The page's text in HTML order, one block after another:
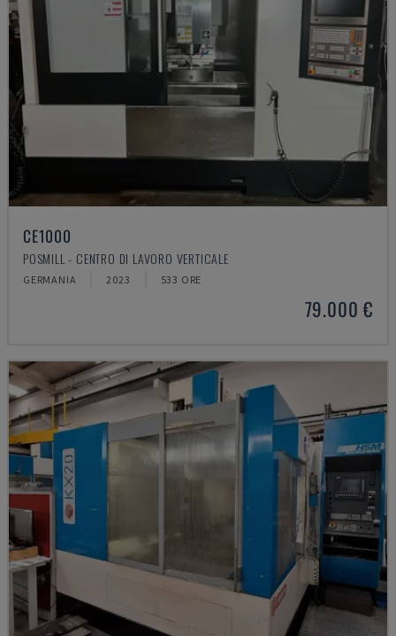
CE1000
POSMILL - CENTRO DI LAVORO VERTICALE
GERMANIA 2023 533 ORE
79.000 €